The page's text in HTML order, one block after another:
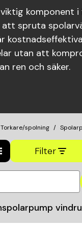
komponent
spruta
utan att
ren och säker.
Torkare/spolning
Filter
spolarpump